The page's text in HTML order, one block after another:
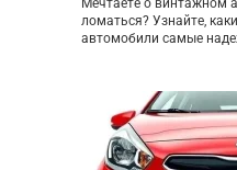
Мечтаете о винтажном
ломаться? Узнайте,
автомобили самые